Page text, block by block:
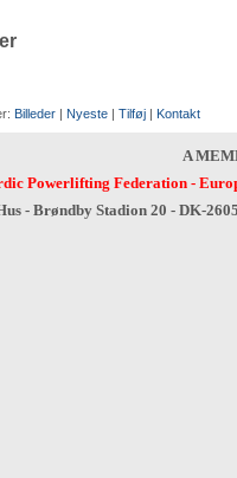
Billeder | Nyeste | Tilføj | Kontakt
A
Powerlifting Federation-
- Brøndby Stadion 20 - DK-